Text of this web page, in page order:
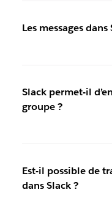
Les messages
Slack permet-il
groupe ?
Est-il possible de
dans Slack ?